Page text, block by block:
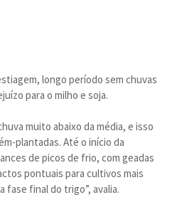
longo período sem chuvas
para o milho e soja.
muito abaixo da média, e isso
plantadas. Até o início da
de picos de frio, com geadas
pontuais para cultivos mais
fase final do trigo”, avalia.